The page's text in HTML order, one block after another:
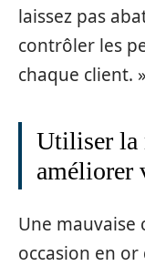
laissez pas
contrôler les
chaque client. »
Utiliser la
améliorer
Une mauvaise
occasion en or